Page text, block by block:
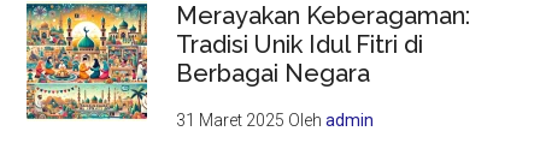
Merayakan Keberagaman:
Tradisi Unik Idul Fitri di
Berbagai Negara
31 Maret 2025 Olehadmin